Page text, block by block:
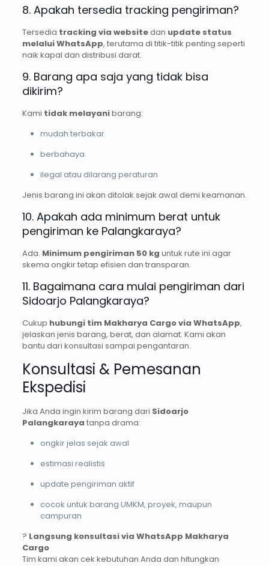
8. Apakah tersedia tracking pengiriman?
Tersedia tracking via websitedan update status
melalui WhatsApp, terutama di titik-titik penting seperti
naik kapal dan distribusi darat.
9. Barang apa saja yang tidak bisa
dikirim?
Kami tidak melayanibarang:
mudah terbakar
berbahaya
ilegal atau dilarang peraturan
Jenis barang ini akan ditolak sejak awal demi keamanan.
10. Apakah ada minimum berat untuk
pengiriman ke Palangkaraya?
Ada. Minimum pengiriman 50 kg untuk rute ini agar
skema ongkir tetap efisien dan transparan.
11. Bagaimana cara mulai pengiriman dari
Sidoarjo Palangkaraya?
Cukup hubungi tim Makharya Cargo via WhatsApp,
jelaskan jenis barang, berat, dan alamat. Kami akan
bantu dari konsultasi sampai pengantaran.
Konsultasi & Pemesanan
Ekspedisi
Jika Anda ingin kirim barang dari Sidoarjo
Palangkaraya tanpa drama:
ongkir jelas sejak awal
estimasi realistis
update pengiriman aktif
cocok untuk barang UMKM, proyek, maupun
campuran
? Langsung konsultasi via WhatsApp Makharya
Cargo
Tim kami akan cek kebutuhan Anda dan hitungkan